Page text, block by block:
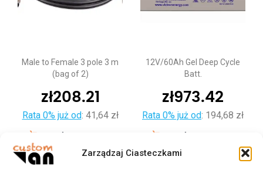
Zarządzaj Ciasteczkami
Male to Female 3 pole 3 m
(bag of 2)
zł208.21
Rata 0% już od: 41,64 zł
12V/60Ah Gel Deep Cycle
Batt.
zł973.42
Rata 0% już od: 194,68 zł